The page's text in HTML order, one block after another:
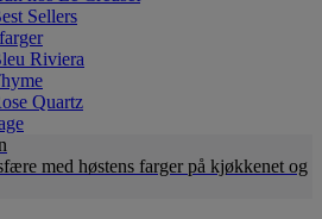
Sellers
Riviera
Quartz
med høstens farger på kjøkkenet og